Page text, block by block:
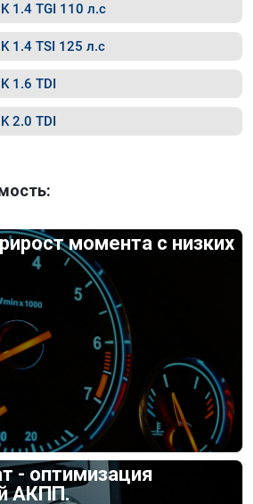
1.4 TGI 110 л.с
1.4 TSI 125 л.с
1.6 TDI
2.0 TDI
момента с низких
- оптимизация
АКПП.